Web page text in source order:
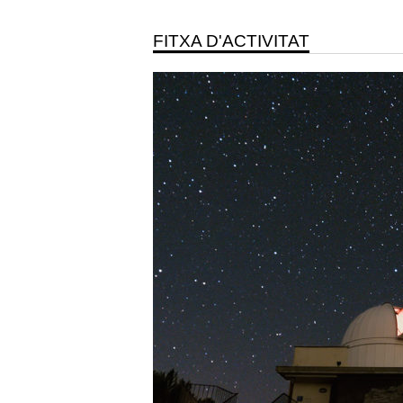
FITXA D'ACTIVITAT